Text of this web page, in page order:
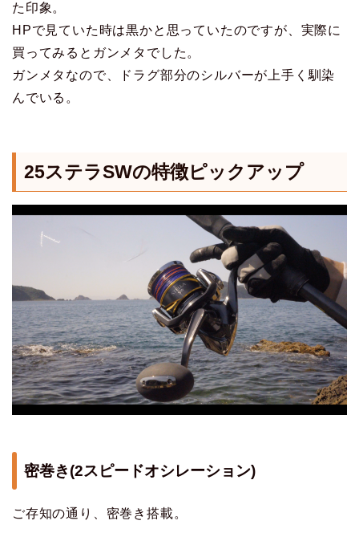
た印象。
HPで見ていた時は黒かと思っていたのですが、実際に
買ってみるとガンメタでした。
ガンメタなので、ドラグ部分のシルバーが上手く馴染
んでいる。
25ステラSWの特徴ピックアップ
密巻き(2スピードオシレーション)
ご存知の通り、密巻き搭載。